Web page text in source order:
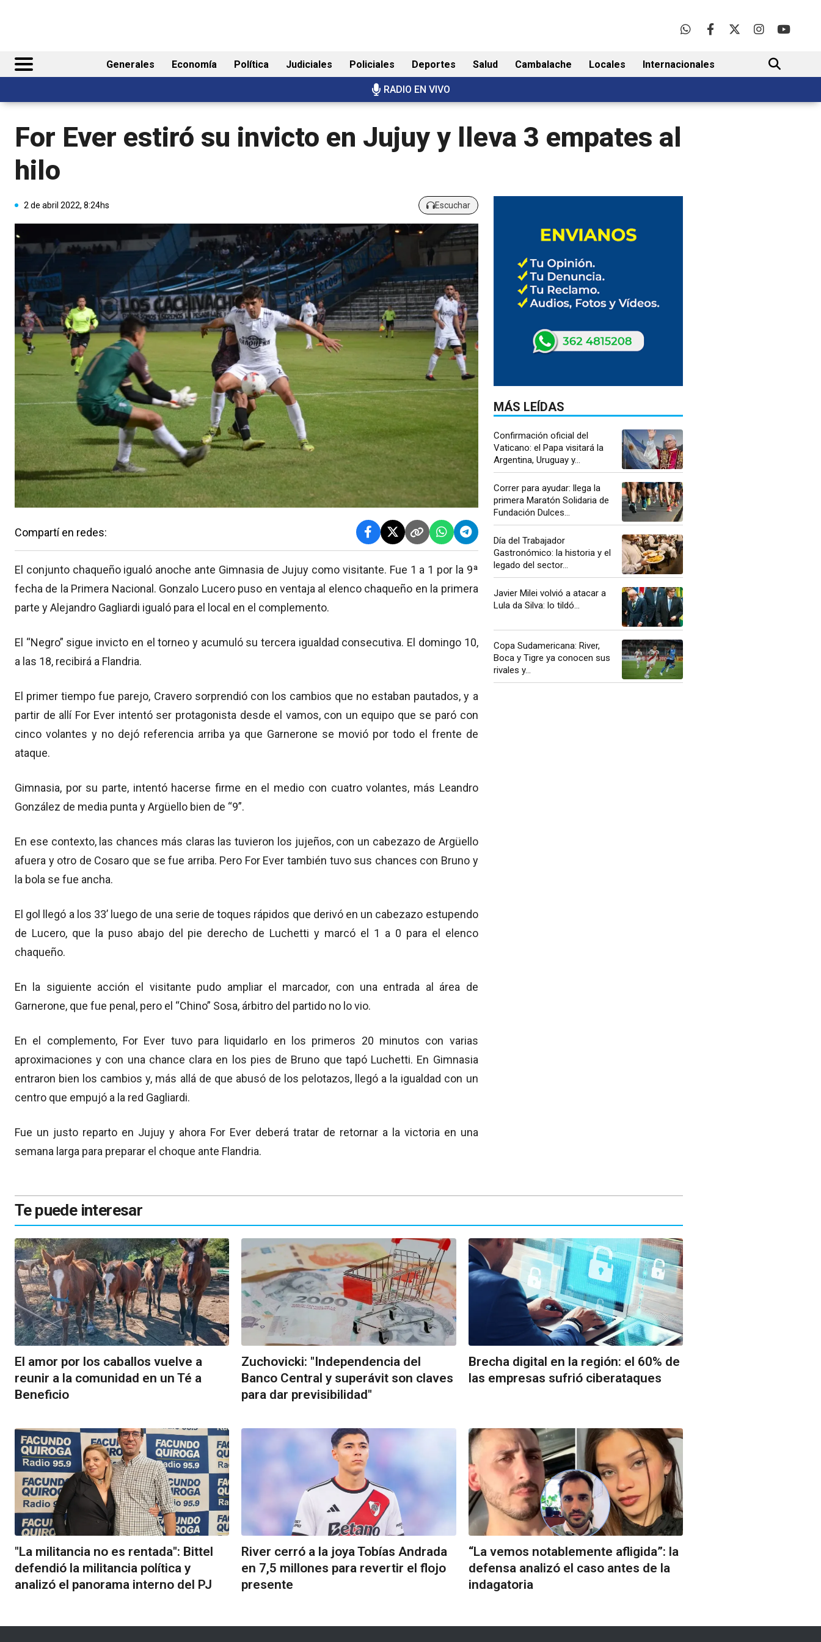
Generales Economía Política Judiciales Policiales Deportes Salud Cambalache Locales Internacionales
RADIO EN VIVO
BUSCAR
For Ever estiró su invicto en Jujuy y lleva 3 empates al
hilo
2 de abril 2022, 8:24hs Escuchar
Compartí en redes:
El conjunto chaqueño igualó anoche ante Gimnasia de Jujuy como visitante. Fue 1 a 1 por la 9ª
fecha de la Primera Nacional. Gonzalo Lucero puso en ventaja al elenco chaqueño en la primera
parte y Alejandro Gagliardi igualó para el local en el complemento.
El “Negro” sigue invicto en el torneo y acumuló su tercera igualdad consecutiva. El domingo 10,
a las 18, recibirá a Flandria.
El primer tiempo fue parejo, Cravero sorprendió con los cambios que no estaban pautados, y a
partir de allí For Ever intentó ser protagonista desde el vamos, con un equipo que se paró con
cinco volantes y no dejó referencia arriba ya que Garnerone se movió por todo el frente de
ataque.
Gimnasia, por su parte, intentó hacerse firme en el medio con cuatro volantes, más Leandro
González de media punta y Argüello bien de “9”.
En ese contexto, las chances más claras las tuvieron los jujeños, con un cabezazo de Argüello
afuera y otro de Cosaro que se fue arriba. Pero For Ever también tuvo sus chances con Bruno y
la bola se fue ancha.
El gol llegó a los 33’ luego de una serie de toques rápidos que derivó en un cabezazo estupendo
de Lucero, que la puso abajo del pie derecho de Luchetti y marcó el 1 a 0 para el elenco
chaqueño.
En la siguiente acción el visitante pudo ampliar el marcador, con una entrada al área de
Garnerone, que fue penal, pero el “Chino” Sosa, árbitro del partido no lo vio.
En el complemento, For Ever tuvo para liquidarlo en los primeros 20 minutos con varias
aproximaciones y con una chance clara en los pies de Bruno que tapó Luchetti. En Gimnasia
entraron bien los cambios y, más allá de que abusó de los pelotazos, llegó a la igualdad con un
centro que empujó a la red Gagliardi.
Fue un justo reparto en Jujuy y ahora For Ever deberá tratar de retornar a la victoria en una
semana larga para preparar el choque ante Flandria.
MÁS LEÍDAS
Confirmación oficial del
Vaticano: el Papa visitará la
Argentina, Uruguay y...
Correr para ayudar: llega la
primera Maratón Solidaria de
Fundación Dulces...
Día del Trabajador
Gastronómico: la historia y el
legado del sector...
Javier Milei volvió a atacar a
Lula da Silva: lo tildó...
Copa Sudamericana: River,
Boca y Tigre ya conocen sus
rivales y...
Te puede interesar
El amor por los caballos vuelve a
reunir a la comunidad en un Té a
Beneficio
Zuchovicki: "Independencia del
Banco Central y superávit son claves
para dar previsibilidad"
Brecha digital en la región: el 60% de
las empresas sufrió ciberataques
"La militancia no es rentada": Bittel
defendió la militancia política y
analizó el panorama interno del PJ
River cerró a la joya Tobías Andrada
en 7,5 millones para revertir el flojo
presente
“La vemos notablemente afligida”: la
defensa analizó el caso antes de la
indagatoria